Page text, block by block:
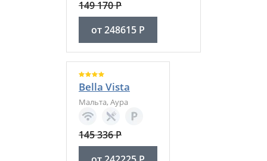
149 170Р
от248615 Р
Bella Vista
Мальта, Аура
145 336Р